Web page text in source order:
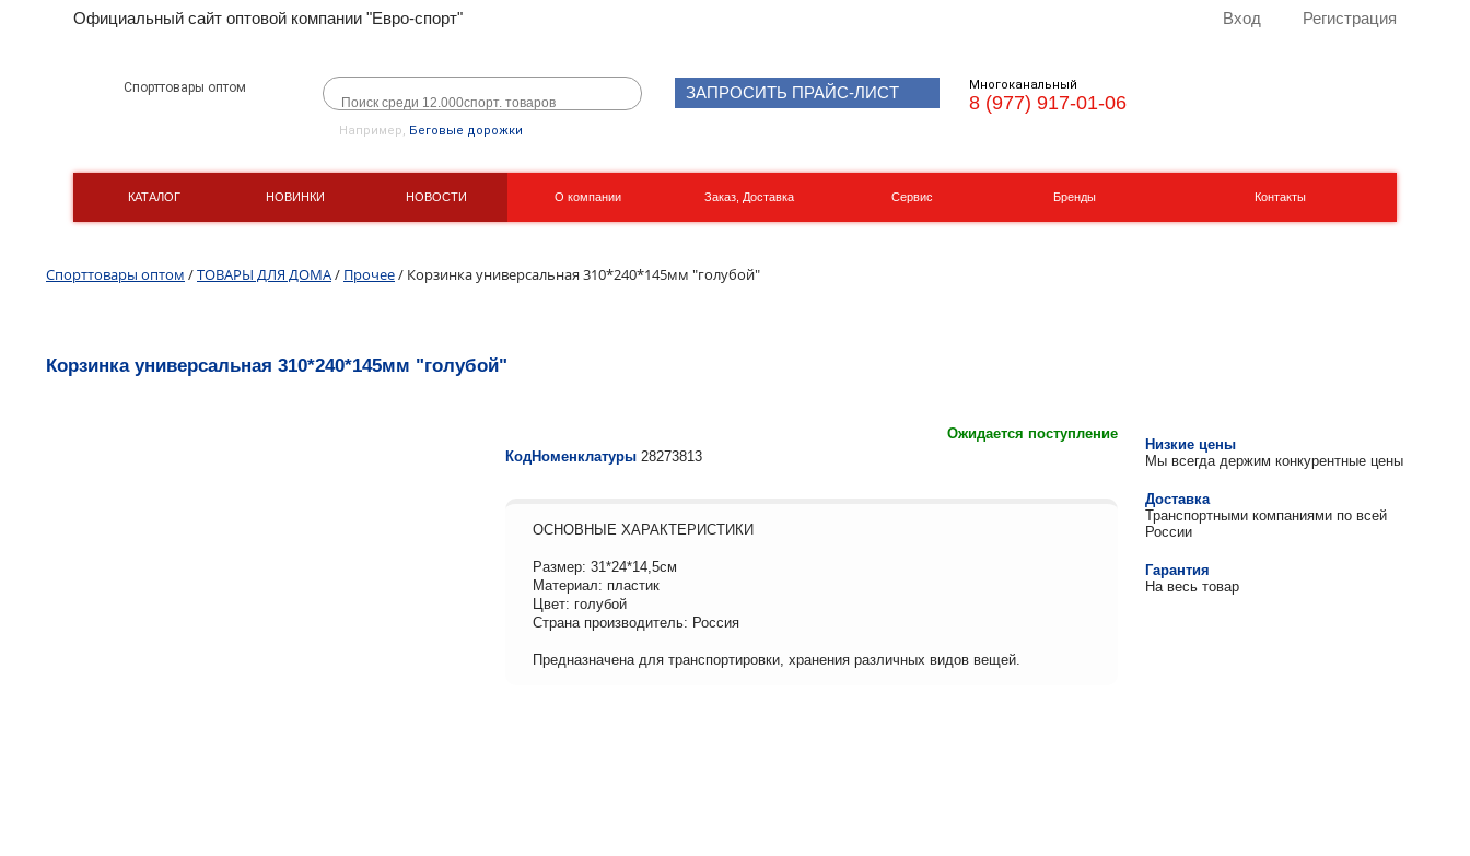
Официальный сайт оптовой компании "Евро-спорт" Вход Регистрация
Спорттовары оптом
Например, Беговые дорожки
ЗАПРОСИТЬ ПРАЙС-ЛИСТ Многоканальный
8 (977) 917-01-06
КАТАЛОГ НОВИНКИ НОВОСТИ О компании Заказ, Доставка Сервис Бренды Контакты
Спорттовары оптом /ТОВАРЫ ДЛЯ ДОМА/ Прочее/ Корзинка универсальная 310*240*145мм "голубой"
Корзинка универсальная 310*240*145мм "голубой"
Ожидается поступление
КодНоменклатуры 28273813
ОСНОВНЫЕ ХАРАКТЕРИСТИКИ
Размер: 31*24*14,5см
Материал: пластик
Цвет: голубой
Страна производитель: Россия
Предназначена для транспортировки, хранения различных видов вещей.
Низкие цены
Мы всегда держим конкурентные цены
Доставка
Транспортными компаниями по всей
России
Гарантия
На весь товар